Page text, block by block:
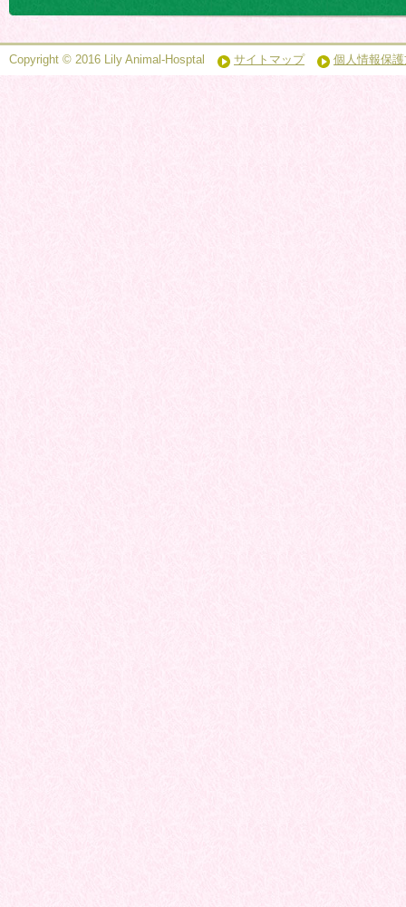
Copyright © 2016 Lily Animal-Hosptal サイトマップ 個人情報保